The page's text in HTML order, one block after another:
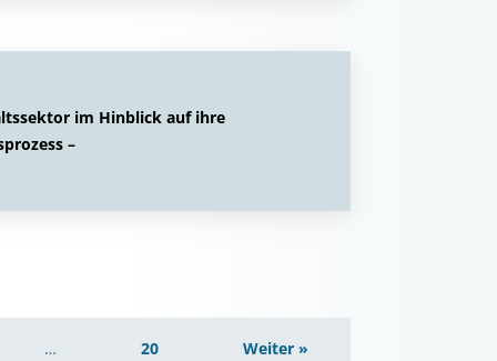
im Hinblick auf ihre
–
… 20 Weiter »